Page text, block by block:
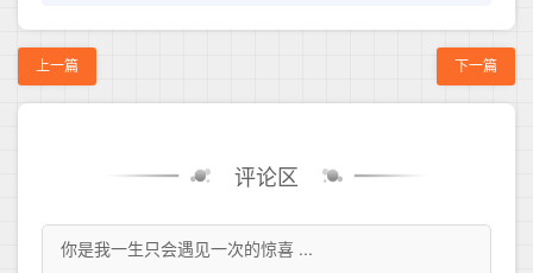
上一篇 下一篇
评论区